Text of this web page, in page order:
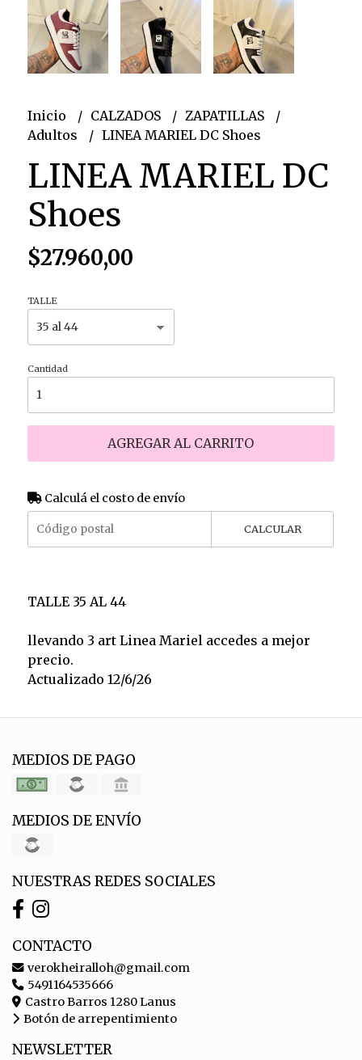
Inicio CALZADOS
ZAPATILLAS
Adultos
LINEA MARIEL DC Shoes
LINEA MARIEL DC
Shoes
$27.960,00
TALLE
Cantidad
AGREGAR AL CARRITO
Calculá el costo de envío
CALCULAR
TALLE 35 AL 44
llevando 3 art Linea Mariel accedes a mejor
precio.
Actualizado 12/6/26
MEDIOS DE PAGO
MEDIOS DE ENVÍO
NUESTRAS REDES SOCIALES
CONTACTO
verokheiralloh@gmail.com
5491164535666
Castro Barros 1280 Lanus
Botón de arrepentimiento
NEWSLETTER